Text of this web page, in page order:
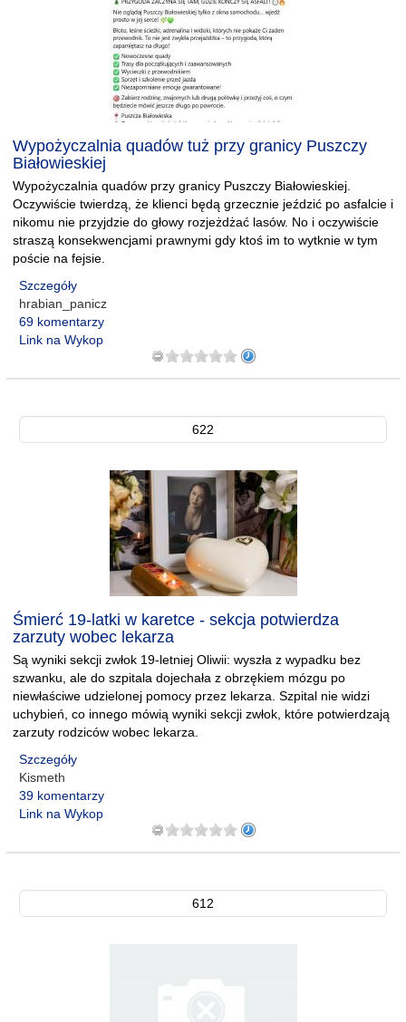
Wypożyczalnia quadów tuż przy granicy Puszczy
Białowieskiej
Wypożyczalnia quadów przy granicy Puszczy Białowieskiej.
Oczywiście twierdzą, że klienci będą grzecznie jeździć po asfalcie i
nikomu nie przyjdzie do głowy rozjeżdżać lasów. No i oczywiście
straszą konsekwencjami prawnymi gdy ktoś im to wytknie w tym
poście na fejsie.
Szczegóły
hrabian_panicz
69 komentarzy
Link na Wykop
622
Śmierć 19-latki w karetce - sekcja potwierdza
zarzuty wobec lekarza
Są wyniki sekcji zwłok 19-letniej Oliwii: wyszła z wypadku bez
szwanku, ale do szpitala dojechała z obrzękiem mózgu po
niewłaściwe udzielonej pomocy przez lekarza. Szpital nie widzi
uchybień, co innego mówią wyniki sekcji zwłok, które potwierdzają
zarzuty rodziców wobec lekarza.
Szczegóły
Kismeth
39 komentarzy
Link na Wykop
612